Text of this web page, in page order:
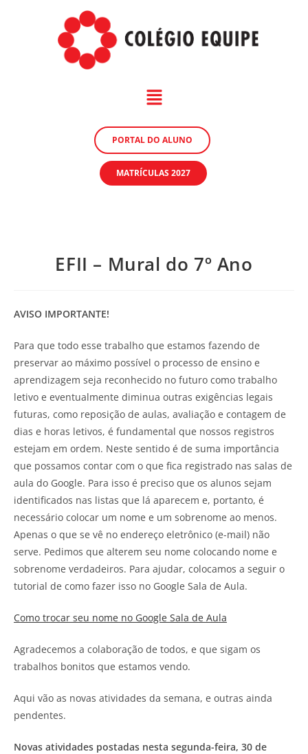
PORTAL DO ALUNO
MATRÍCULAS 2027
EFII – Mural do 7º Ano
AVISO IMPORTANTE!
Para que todo esse trabalho que estamos fazendo de
preservar ao máximo possível o processo de ensino e
aprendizagem seja reconhecido no futuro como trabalho
letivo e eventualmente diminua outras exigências legais
futuras, como reposição de aulas, avaliação e contagem de
dias e horas letivos, é fundamental que nossos registros
estejam em ordem. Neste sentido é de suma importância
que possamos contar com o que fica registrado nas salas de
aula do Google. Para isso é preciso que os alunos sejam
identificados nas listas que lá aparecem e, portanto, é
necessário colocar um nome e um sobrenome ao menos.
Apenas o que se vê no endereço eletrônico (e-mail) não
serve. Pedimos que alterem seu nome colocando nome e
sobrenome verdadeiros. Para ajudar, colocamos a seguir o
tutorial de como fazer isso no Google Sala de Aula.
Como trocar seu nome no Google Sala de Aula
Agradecemos a colaboração de todos, e que sigam os
trabalhos bonitos que estamos vendo.
Aqui vão as novas atividades da semana, e outras ainda
pendentes.
Novas atividades postadas nesta segunda-feira, 30 de